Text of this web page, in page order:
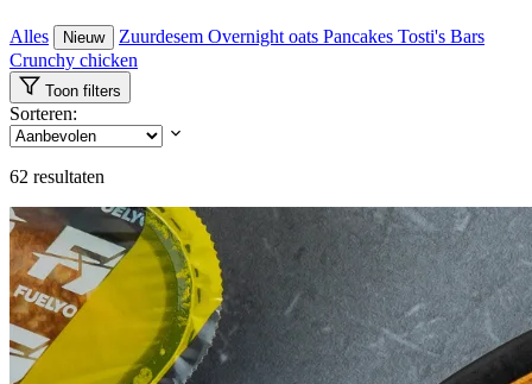
Alles Nieuw Zuurdesem Overnight oats Pancakes Tosti's Bars
Crunchy chicken
Toon filters
Sorteren:
62 resultaten